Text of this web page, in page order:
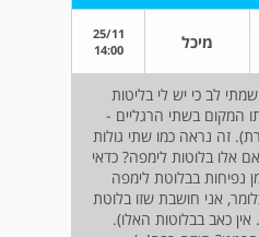
מיכל
25/11
14:00
שמתי לב כי יש לי בליטות
המקום בשתי הרגליים -
זה נראה כמו שתי גולות
אלו בלוטות לימפה? כדאי
נפיחות בבלוטת לימפה
אני חושבת שזו בלוטת
כאב בבלוטות האלו).